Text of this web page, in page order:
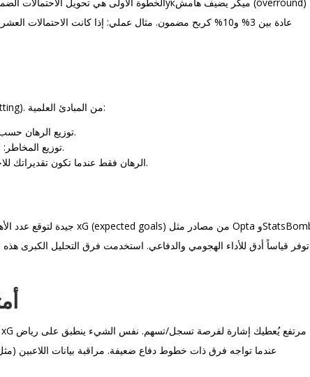
الاستراتيجيات الفعالة تجمع بين إدارة رأس المال وتحليل القيمة (value betting). من المبادئ العلمية:
قواعد Kelly: توزيع الرهان حسب قيمة المتوقعة الإيجابية نسبةً إلى الاحتمال والهوامش.
توزيع المخاطر: لا تراهن بأكثر من 1–3% من الرصيد في رهان واحد لتقليل التقلبات.
التحقق من القيمة (value): الرهان فقط عندما تكون تقديراتك للاحتمال أعلى من الاحتمال الضمني للبوك.
توفر قياساً أدق للأداء الهجومي والدفاعي. استخدمت فرق التحليل الكبرى